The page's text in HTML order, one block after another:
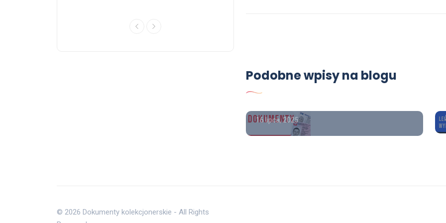
Podobne wpisy na blogu
wpisem, kupie maturę z
wpisem, kupię świadectwo
z wpisem
16 lipca, 2025
© 2026 Dokumenty kolekcjonerskie - All Rights